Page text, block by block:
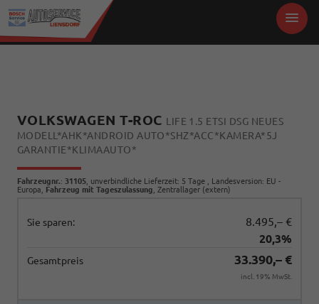
VOLKSWAGEN T-ROC LIFE 1.5 ETSI DSG NEUES
MODELL*AHK*ANDROID AUTO*SHZ*ACC*KAMERA*5J
GARANTIE*KLIMAAUTO*
Fahrzeugnr.: 31105 , unverbindliche Lieferzeit: 5 Tage , Landesversion: EU -
Europa, Fahrzeug mit Tageszulassung , Zentrallager (extern)
Sie sparen:
8.495,– €
20,3%
Gesamtpreis 33.390,– €
incl. 19% MwSt.